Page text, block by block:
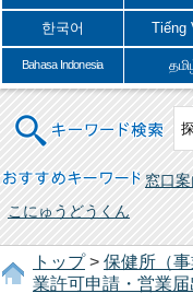
한국어 Tiếng
Bahasa Indonesia
キーワード検索
おすすめキーワード 窓口
こにゅうどうくん
トップ> 保健所（事
業許可申請・営業届